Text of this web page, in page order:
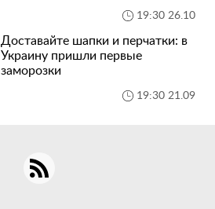
19:30 26.10
Доставайте шапки и перчатки: в
Украину пришли первые
заморозки
19:30 21.09